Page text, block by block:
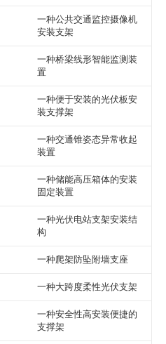
一种公共交通监控摄像机
安装支架
一种桥梁线形智能监测装
置
一种便于安装的光伏板安
装支撑架
一种交通锥姿态异常收起
装置
一种储能高压箱体的安装
固定装置
一种光伏电站支架安装结
构
一种爬架防坠附墙支座
一种大跨度柔性光伏支架
一种安全性高安装便捷的
支撑架